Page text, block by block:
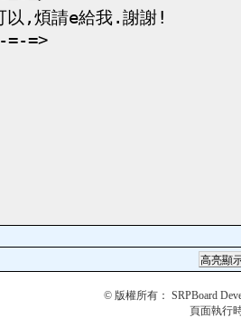
© 版權所有： SRPBoard
頁面執行